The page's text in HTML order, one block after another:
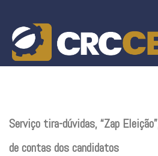
content
Serviço tira-dúvidas, “Zap
de contas dos candidatos